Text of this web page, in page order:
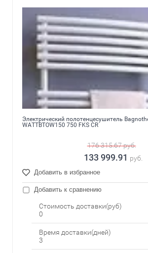
Электрический полотенцесушитель
WATTBTOW150 750 FKS CR
176 315.67руб.
133 999.91 руб.
Добавить в избранное
Добавить к сравнению
Стоимость доставки(руб)
0
Время доставки(дней)
3